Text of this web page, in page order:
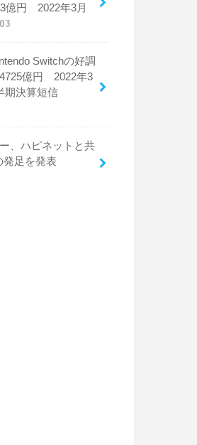
億円 2022年3月
Switchの好調
億円 2022年3
期決算短信
、ハピネットと共
発足を発表